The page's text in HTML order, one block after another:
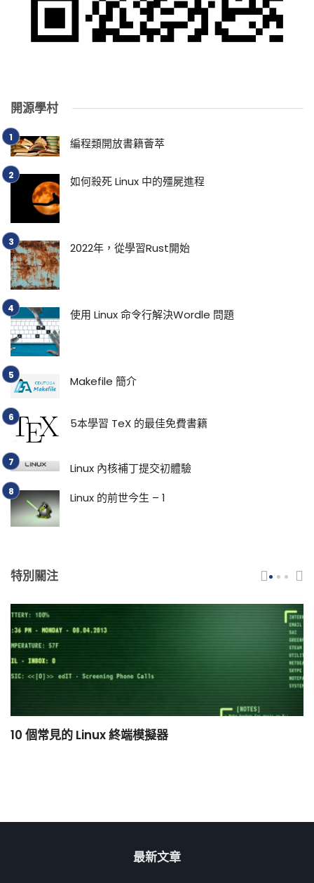
開源學村
編程類開放書籍薈萃
如何殺死 Linux 中的殭屍進程
2022年，從學習Rust開始
使用 Linux 命令行解決Wordle 問題
Makefile 簡介
5本學習 TeX 的最佳免費書籍
Linux 內核補丁提交初體驗
Linux 的前世今生 – 1
特別關注
10 個常見的 Linux 終端模擬器
最新文章